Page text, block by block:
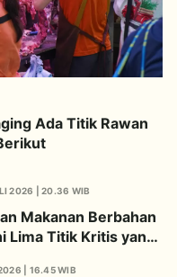
Ada Titik Rawan
2026 | 20.36 WIB
Makanan Berbahan
Lima Titik Kritis yang
| 16.45 WIB